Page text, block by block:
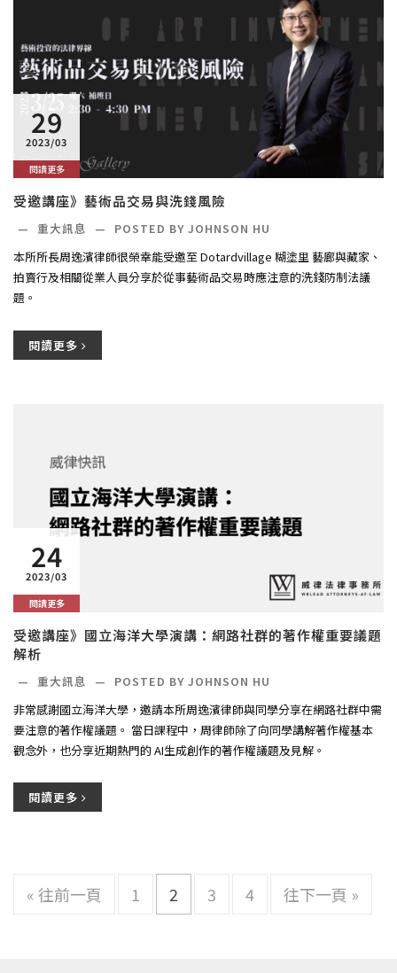
29
2023/03
閱讀更多
受邀講座》藝術品交易與洗錢風險
— 重大訊息 —
POSTED BY JOHNSON HU
本所所長周逸濱律師很榮幸能受邀至 Dotardvillage 糊塗里 藝廊與藏家、
拍賣行及相關從業人員分享於從事藝術品交易時應注意的洗錢防制法議
題。
閱讀更多
24
2023/03
閱讀更多
受邀講座》國立海洋大學演講：網路社群的著作權重要議題
解析
— 重大訊息 —
POSTED BY JOHNSON HU
非常感謝國立海洋大學，邀請本所周逸濱律師與同學分享在網路社群中需
要注意的著作權議題。 當日課程中，周律師除了向同學講解著作權基本
觀念外，也分享近期熱門的 AI生成創作的著作權議題及見解。
閱讀更多
« 往前一頁 1 2 3 4 往下一頁 »